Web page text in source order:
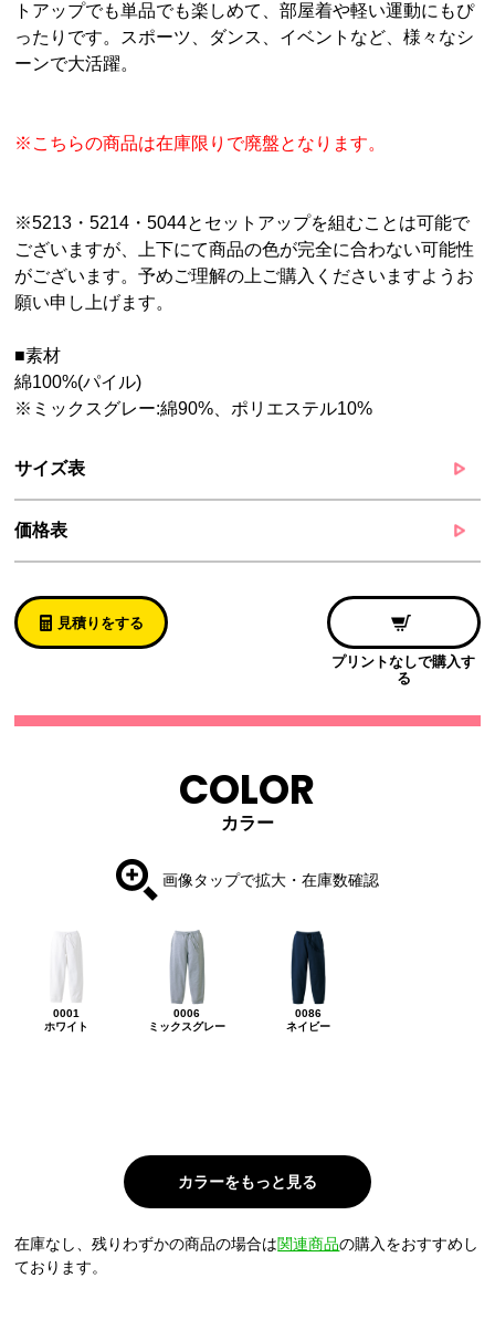
トアップでも単品でも楽しめて、部屋着や軽い運動にもぴ
ったりです。スポーツ、ダンス、イベントなど、様々なシ
ーンで大活躍。
※こちらの商品は在庫限りで廃盤となります。
※5213・5214・5044とセットアップを組むことは可能で
ございますが、上下にて商品の色が完全に合わない可能性
がございます。予めご理解の上ご購入くださいますようお
願い申し上げます。
■素材
綿100%(パイル)
※ミックスグレー:綿90%、ポリエステル10%
サイズ表
価格表
見積りをする
プリントなしで購入す
る
COLOR
カラー
画像タップで拡大・在庫数確認
0001
ホワイト
0006
ミックスグレー
0086
ネイビー
在庫なし、残りわずかの商品の場合は関連商品の購入をおすすめし
ております。